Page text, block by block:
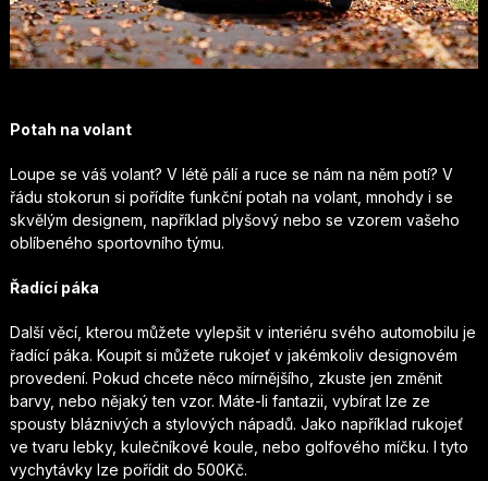
Potah na volant
Loupe se váš volant? V létě pálí a ruce se nám na něm potí? V
řádu stokorun si pořídíte funkční potah na volant, mnohdy i se
skvělým designem, například plyšový nebo se vzorem vašeho
oblíbeného sportovního týmu.
Řadící páka
Další věcí, kterou můžete vylepšit v interiéru svého automobilu je
řadící páka. Koupit si můžete rukojeť v jakémkoliv designovém
provedení. Pokud chcete něco mírnějšího, zkuste jen změnit
barvy, nebo nějaký ten vzor. Máte-li fantazii, vybírat lze ze
spousty bláznivých a stylových nápadů. Jako například rukojeť
ve tvaru lebky, kulečníkové koule, nebo golfového míčku. I tyto
vychytávky lze pořídit do 500Kč.